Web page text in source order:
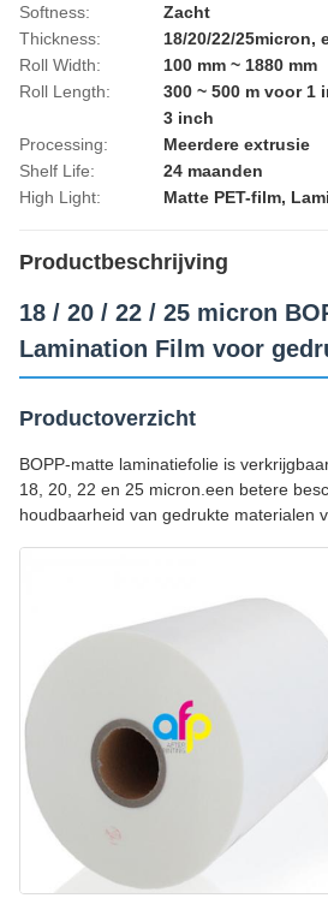
Softness:
Zacht
Thickness:
18/20/22/25micron,
Roll Width:
100 mm ~ 1880 mm
Roll Length:
300 ~ 500 m voor 1
3 inch
Processing:
Meerdere extrusie
Shelf Life:
24 maanden
High Light:
Matte PET-film,
Productbeschrijving
18 / 20 / 22 / 25 micron
Lamination Film voor
Productoverzicht
BOPP-matte laminatiefolie is
18, 20, 22 en 25 micron.een betere
houdbaarheid van gedrukte materialen